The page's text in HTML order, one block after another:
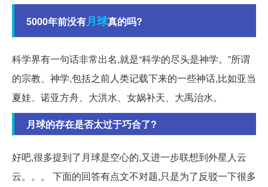
5000年前没有月球真的吗?
科学界有一句话非常出名,就是“科学的尽头是神学。”所谓
的宗教、神学,包括之前人类记载下来的一些神话,比如亚当
夏娃、诺亚方舟、大洪水、女娲补天、大禹治水。
月球的存在是否太过于巧合了?
好吧,很多提到了月球是空心的,又进一步联想到外星人云
云。。。 下面的回答有点文不对题,只是为了反驳一下很多